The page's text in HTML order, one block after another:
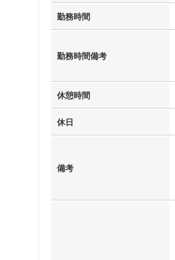
勤務時間
勤務時間備考
休憩時間
休日
備考